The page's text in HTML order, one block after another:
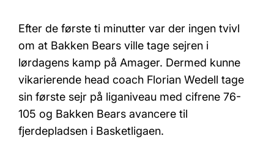
Efter de første ti minutter var der ingen tvivl
om at Bakken Bears ville tage sejren i
lørdagens kamp på Amager. Dermed kunne
vikarierende head coach Florian Wedell tage
sin første sejr på liganiveau med cifrene 76-
105 og Bakken Bears avancere til
fjerdepladsen i Basketligaen.